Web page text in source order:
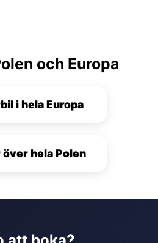
och Europa
i hela Europa
hela Polen